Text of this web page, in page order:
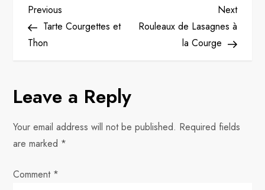
P
o
t
n
a
v
Previous
Post
Previous
Tarte Courgettes et
Thon
Next
Post
Next
Rouleaux de Lasagnes à
la Courge
Leave a Reply
Your email address will not be published. Required fields
are marked *
Comment *